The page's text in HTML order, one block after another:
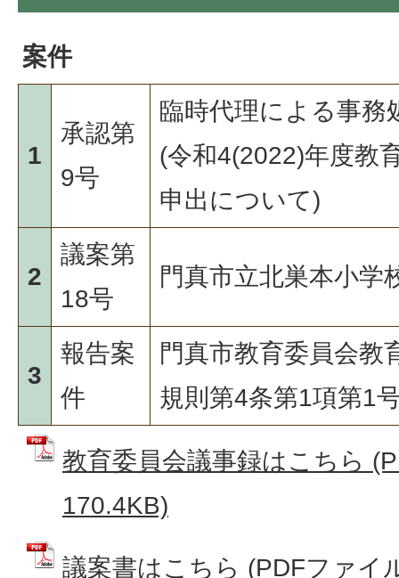
案件
1
承認第
9号
臨時代理による事
(令和4(2022)年度教
申出について)
2
議案第
18号
門真市立北巣本小学
3
報告案
件
門真市教育委員会教
規則第4条第1項第1
教育委員会議事録はこちら
170.4KB)
議案書はこちら (PDFファイ